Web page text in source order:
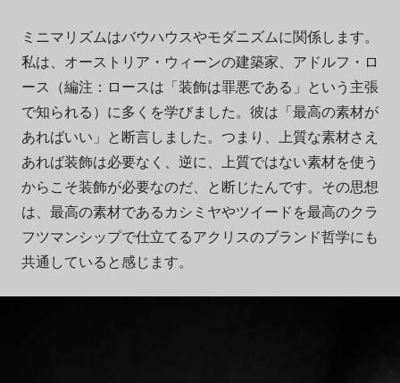
ミニマリズムはバウハウスやモダニズムに関係します。
私は、オーストリア・ウィーンの建築家、アドルフ・ロ
ース（編注：ロースは「装飾は罪悪である」という主張
で知られる）に多くを学びました。彼は「最高の素材が
あればいい」と断言しました。つまり、上質な素材さえ
あれば装飾は必要なく、逆に、上質ではない素材を使う
からこそ装飾が必要なのだ、と断じたんです。その思想
は、最高の素材であるカシミヤやツイードを最高のクラ
フツマンシップで仕立てるアクリスのブランド哲学にも
共通していると感じます。